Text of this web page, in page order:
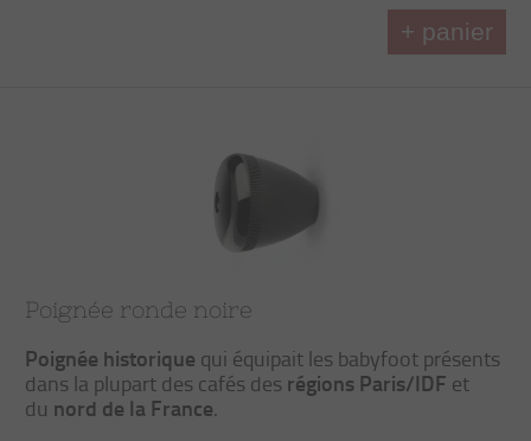
+ panier
Poignée ronde noire
Poignée historique qui équipait les babyfoot présents
dans la plupart des cafés des régions Paris/IDF et
du nord de la France.